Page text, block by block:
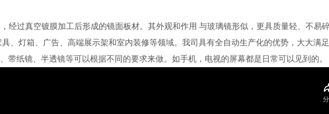
经过真空镀膜加工后形成的镜面板材。其外观和作用 与玻璃镜形似，更具质量轻、不易
、灯箱、广告、高端展示架和室内装修等领域。我司具有全自动生产化的优势，大大满
带纸镜、半透镜等可以根据不同的要求来做。如手机，电视的屏幕都是日常可以见到的。